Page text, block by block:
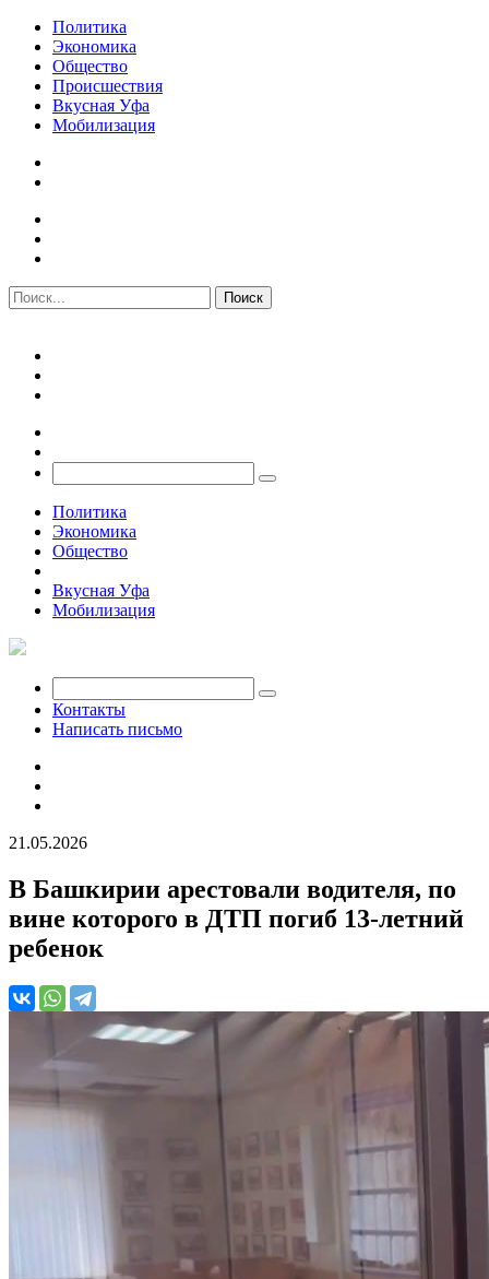
Политика
Экономика
Общество
Происшествия
Вкусная Уфа
Мобилизация
Политика
Экономика
Общество
Вкусная Уфа
Мобилизация
Контакты
Написать письмо
21.05.2026
В Башкирии арестовали водителя, по
вине которого в ДТП погиб 13-летний
ребенок